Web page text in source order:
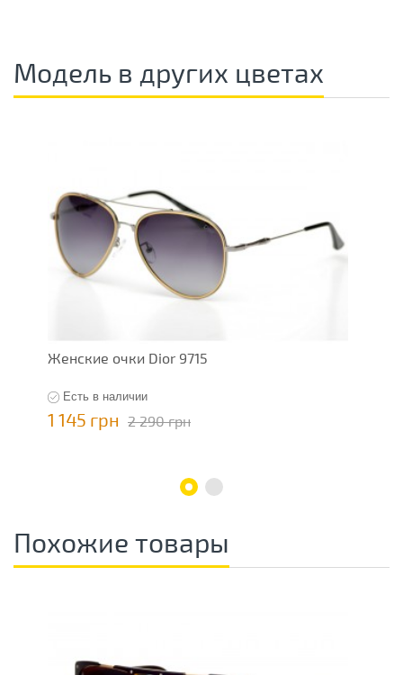
Модель в других цветах
Женские очки Dior 9715
Есть в наличии
1 145 грн 2 290 грн
Похожие товары